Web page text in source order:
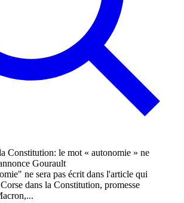
ne sera pas écrit dans l'article qui
dans la Constitution, promesse